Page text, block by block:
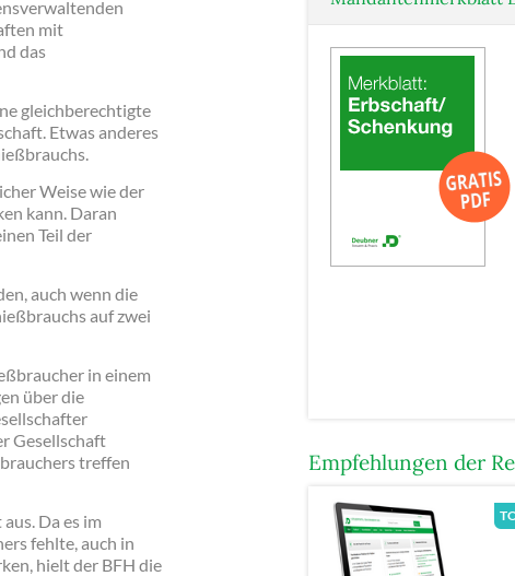
mit
das
gleichberechtigte
Etwas anderes
Weise wie der
kann. Daran
Teil der
auch wenn die
auf zwei
in einem
über die
Gesellschaft
treffen
Da es im
fehlte, auch in
hielt der BFH die
Empfehlungen der